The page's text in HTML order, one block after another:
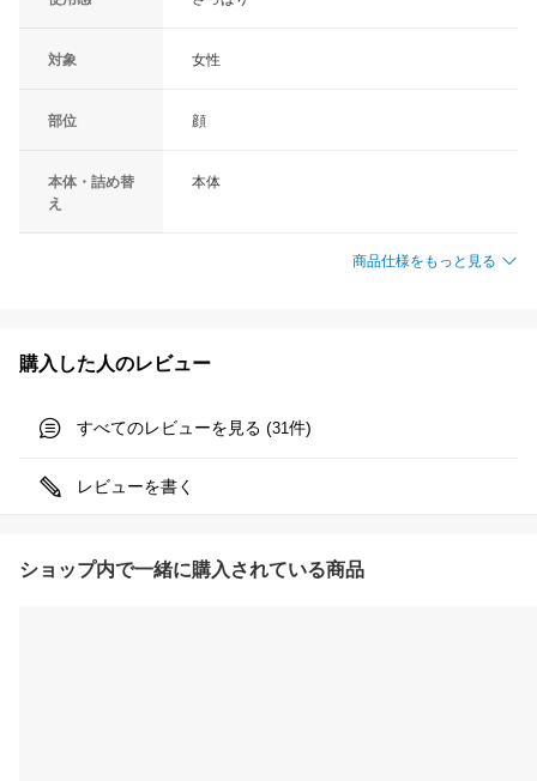
対象 女性
部位 顔
本体・詰め替
え
本体
商品仕様をもっと見る
購入した人のレビュー
すべてのレビューを見る (31 件)
レビューを書く
ショップ内で一緒に購入されている商品